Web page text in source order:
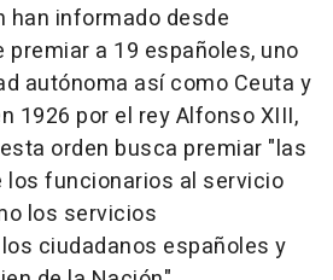
han informado desde
premiar a 19 españoles, uno
autónoma así como Ceuta y
1926 por el rey Alfonso XIII,
orden busca premiar "las
funcionarios al servicio
los servicios
ciudadanos españoles y